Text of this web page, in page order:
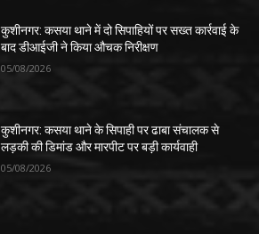
कुशीनगर: कसया थाने में दो सिपाहियों पर सख्त कार्रवाई के
बाद डीआईजी ने किया औचक निरीक्षण
05/08/2026
कुशीनगर: कसया थाने के सिपाही पर ढाबा संचालक से
लड़की की डिमांड और मारपीट पर बड़ी कार्यवाही
05/08/2026